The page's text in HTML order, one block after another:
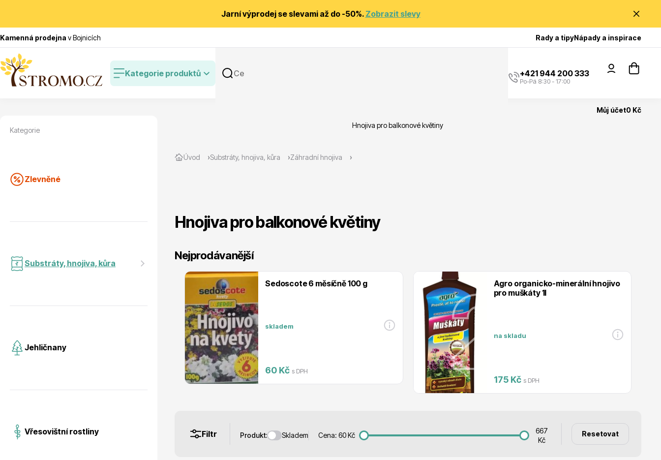
Jarní výprodej se slevami až do -50%. Zobrazit slevy
Kamenná prodejna v Bojnicích Rady a tipyNápady a inspirace
Kategorie produktů
Poradíme Vám?
+421 944 200 333
Po-Pá 8:30 - 17:00
Můj účet0 Kč
Cibuloviny
Nářadí, příslušenství Bylinky do kuchyně
Úvod Substráty, hnojiva, kůra Záhradní hnojiva
Hnojiva pro balkonové květiny
Hnojiva pro balkonové květiny
Nejprodávanější
Sedoscote 6 měsíčně 100 g
skladem
60 Kč s DPH
Agro organicko-minerální hnojivo
pro muškáty 1l
na skladu
175 Kč s DPH
Filtr Produkt: Skladem Cena: 60Kč
667
Kč
Resetovat
Kategorie
Zlevněné
Substráty, hnojiva, kůra
Jehličnany
Vřesovištní rostliny